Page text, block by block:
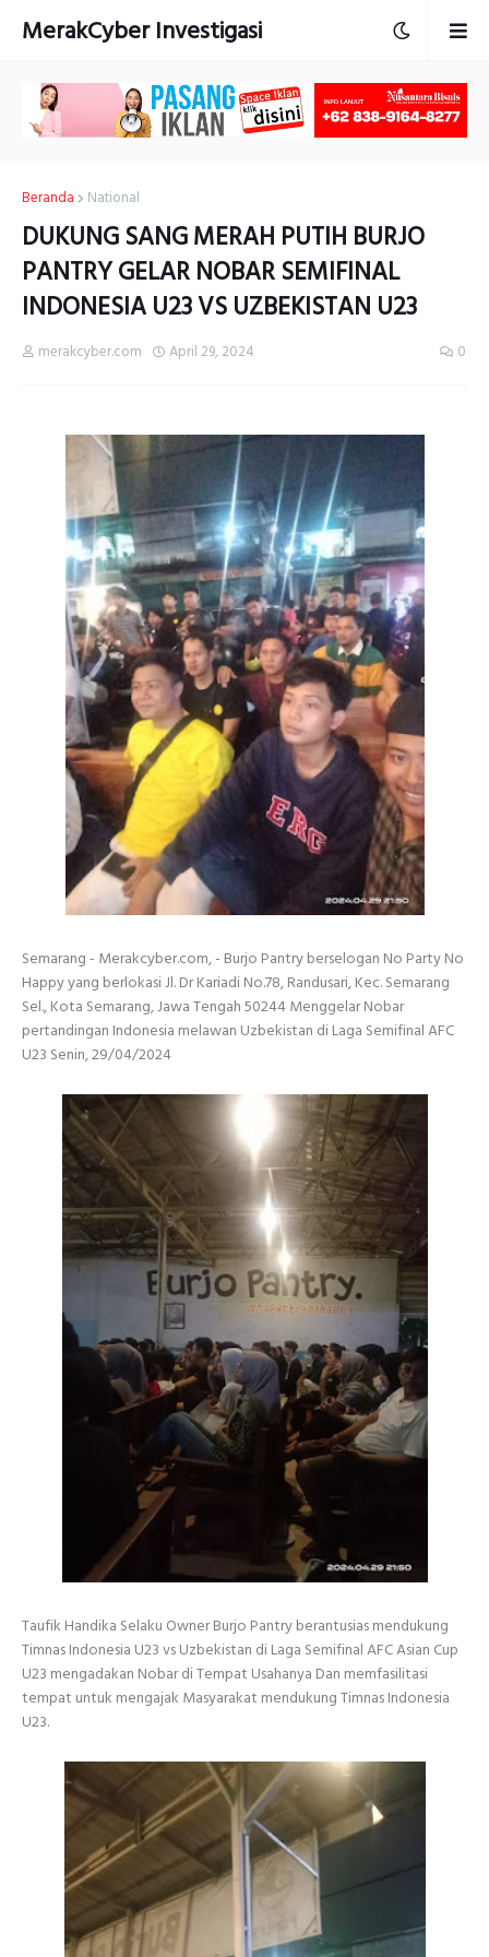
MerakCyber Investigasi
Beranda National
DUKUNG SANG MERAH PUTIH BURJO
PANTRY GELAR NOBAR SEMIFINAL
INDONESIA U23 VS UZBEKISTAN U23
merakcyber.com April 29, 2024 0
Semarang - Merakcyber.com, - Burjo Pantry berselogan No Party No
Happy yang berlokasi Jl. Dr Kariadi No.78, Randusari, Kec. Semarang
Sel., Kota Semarang, Jawa Tengah 50244 Menggelar Nobar
pertandingan Indonesia melawan Uzbekistan di Laga Semifinal AFC
U23 Senin, 29/04/2024
Taufik Handika Selaku Owner Burjo Pantry berantusias mendukung
Timnas Indonesia U23 vs Uzbekistan di Laga Semifinal AFC Asian Cup
U23 mengadakan Nobar di Tempat Usahanya Dan memfasilitasi
tempat untuk mengajak Masyarakat mendukung Timnas Indonesia
U23.